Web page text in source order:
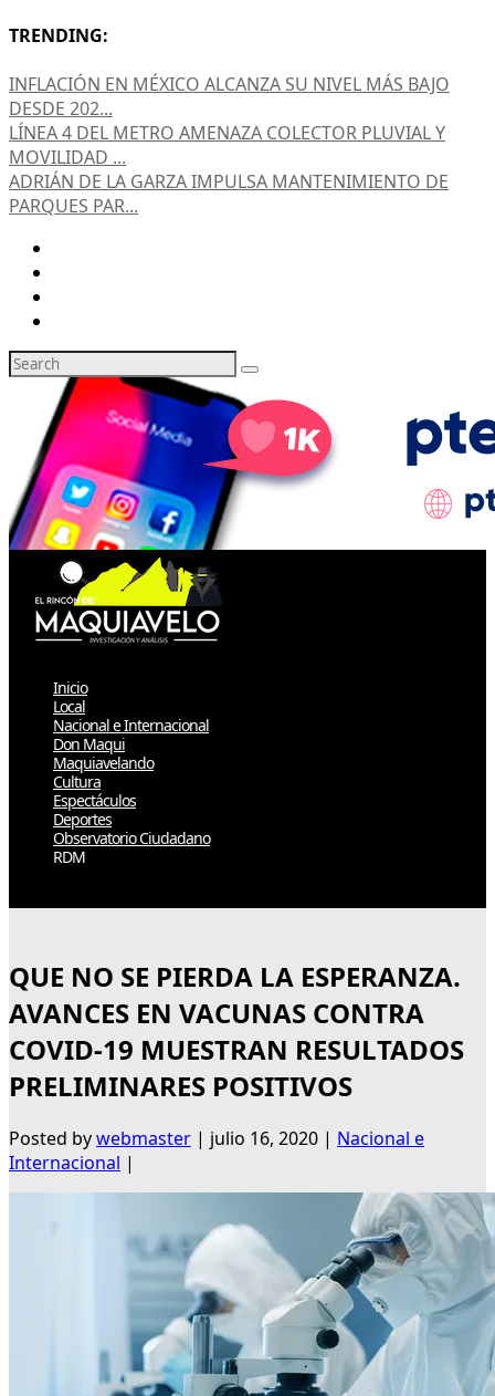
TRENDING:
INFLACIÓN EN MÉXICO ALCANZA SU NIVEL MÁS BAJO
DESDE 202...
LÍNEA 4 DEL METRO AMENAZA COLECTOR PLUVIAL Y
MOVILIDAD ...
ADRIÁN DE LA GARZA IMPULSA MANTENIMIENTO DE
PARQUES PAR...
Inicio
Local
Nacional e Internacional
Don Maqui
Maquiavelando
Cultura
Espectáculos
Deportes
Observatorio Ciudadano
RDM
QUE NO SE PIERDA LA ESPERANZA.
AVANCES EN VACUNAS CONTRA
COVID-19 MUESTRAN RESULTADOS
PRELIMINARES POSITIVOS
Posted bywebmaster | julio 16, 2020 | Nacional e
Internacional |